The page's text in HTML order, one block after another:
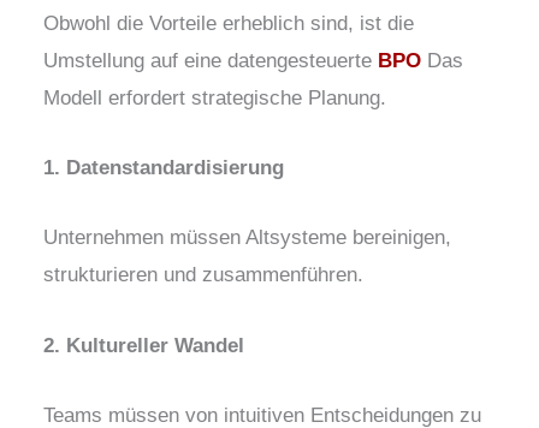
Obwohl die Vorteile erheblich sind, ist die
Umstellung auf eine datengesteuerte BPO Das
Modell erfordert strategische Planung.
1. Datenstandardisierung
Unternehmen müssen Altsysteme bereinigen,
strukturieren und zusammenführen.
2. Kultureller Wandel
Teams müssen von intuitiven Entscheidungen zu